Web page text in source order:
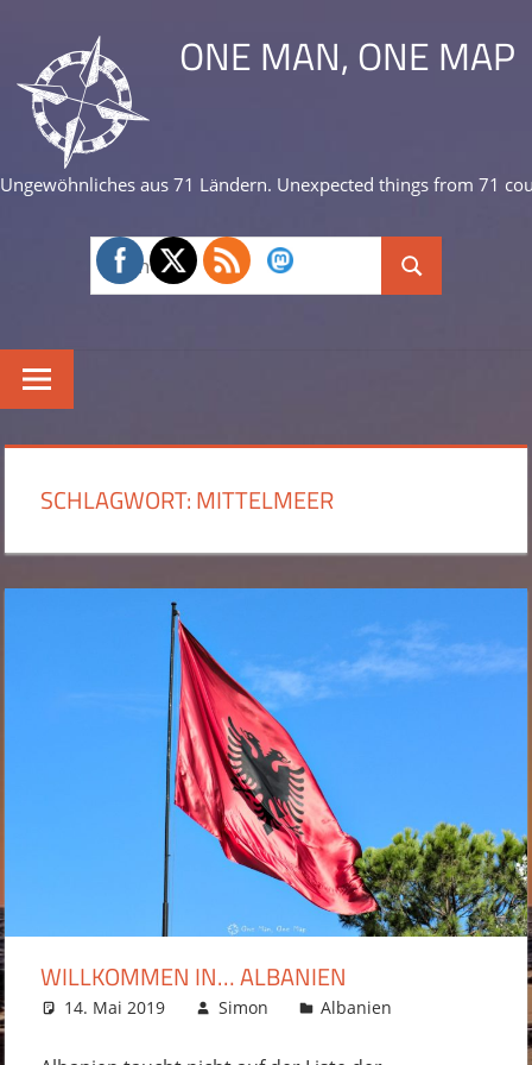
Inhalt
springen
ONE MAN, ONE MAP
Ungewöhnliches aus 71 Ländern. Unexpected things from 71
Suchen
nach:
Suchen
SCHLAGWORT:MITTELMEER
WILLKOMMEN IN… ALBANIEN
14. Mai 2019 Simon
Albanien